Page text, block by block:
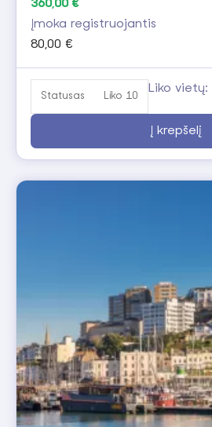
360,00 €
Įmoka registruojantis
80,00 €
Statusas Liko 10
Liko vietų:
Į krepšelį